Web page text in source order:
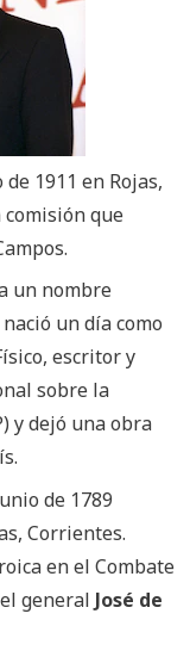
1911 en Rojas,
que
un nombre
nació un día como
escritor y
sobre la
y dejó una obra
de 1789
Corrientes.
en el Combate
general José de